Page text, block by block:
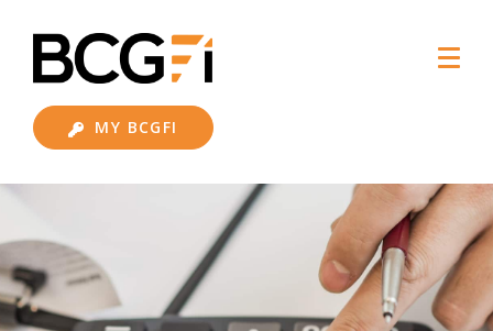
MY BCGFI